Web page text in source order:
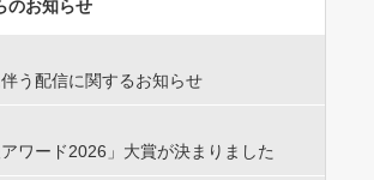
のお知らせ
う配信に関するお知らせ
アワード2026」大賞が決まりました